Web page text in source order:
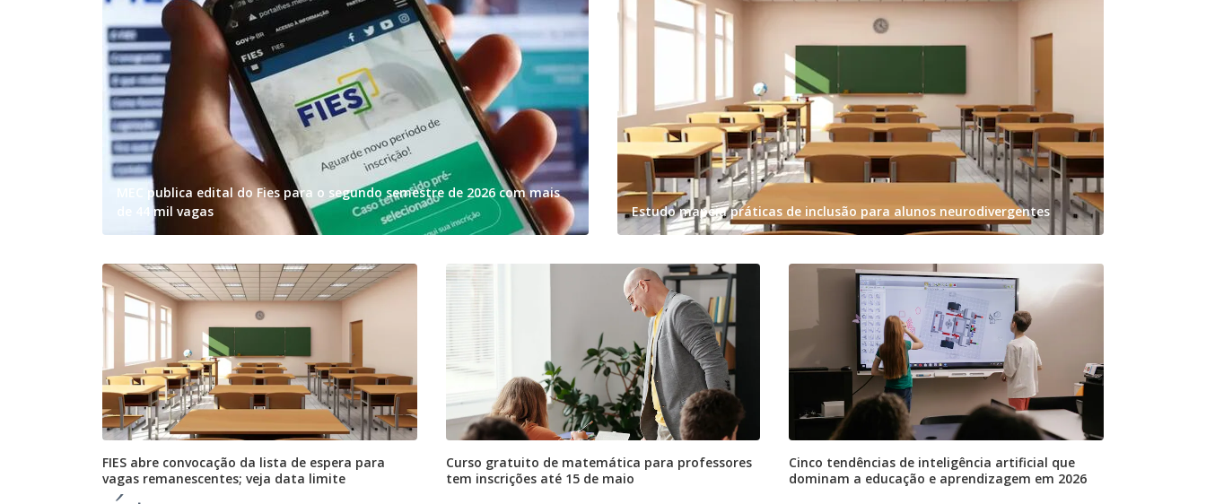
MEC publica edital do Fies para o segundo semestre de 2026 com mais
de 44 mil vagas
Estudo mapeia práticas de inclusão para alunos neurodivergentes
FIES abre convocação da lista de espera para
vagas remanescentes; veja data limite
Curso gratuito de matemática para professores
tem inscrições até 15 de maio
Cinco tendências de inteligência artificial que
dominam a educação e aprendizagem em 2026